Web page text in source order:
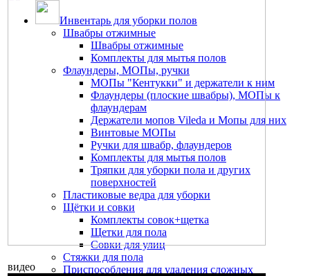
Инвентарь для уборки полов
Швабры отжимные
Швабры отжимные
Комплекты для мытья полов
Флаундеры, МОПы, ручки
МОПы "Кентукки" и держатели к ним
Флаундеры (плоские швабры), МОПы к
флаундерам
Держатели мопов Vileda и Мопы для них
Винтовые МОПы
Ручки для швабр, флаундеров
Комплекты для мытья полов
Тряпки для уборки пола и других
поверхностей
Пластиковые ведра для уборки
Щётки и совки
Комплекты совок+щетка
Щетки для пола
Совки для улиц
Стяжки для пола
Приспособления для удаления сложных
видео